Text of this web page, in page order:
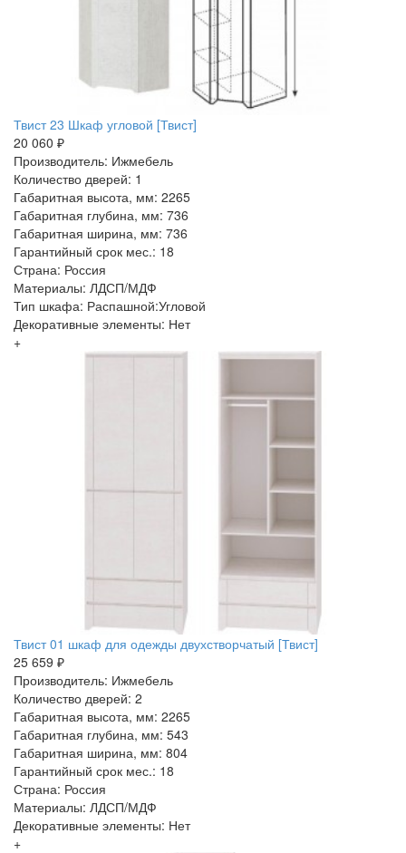
Твист 23 Шкаф угловой [Твист]
20 060 ₽
Производитель: Ижмебель
Количество дверей: 1
Габаритная высота, мм: 2265
Габаритная глубина, мм: 736
Габаритная ширина, мм: 736
Гарантийный срок мес.: 18
Страна: Россия
Материалы: ЛДСП/МДФ
Тип шкафа: Распашной:Угловой
Декоративные элементы: Нет
+
Твист 01 шкаф для одежды двухстворчатый [Твист]
25 659 ₽
Производитель: Ижмебель
Количество дверей: 2
Габаритная высота, мм: 2265
Габаритная глубина, мм: 543
Габаритная ширина, мм: 804
Гарантийный срок мес.: 18
Страна: Россия
Материалы: ЛДСП/МДФ
Декоративные элементы: Нет
+